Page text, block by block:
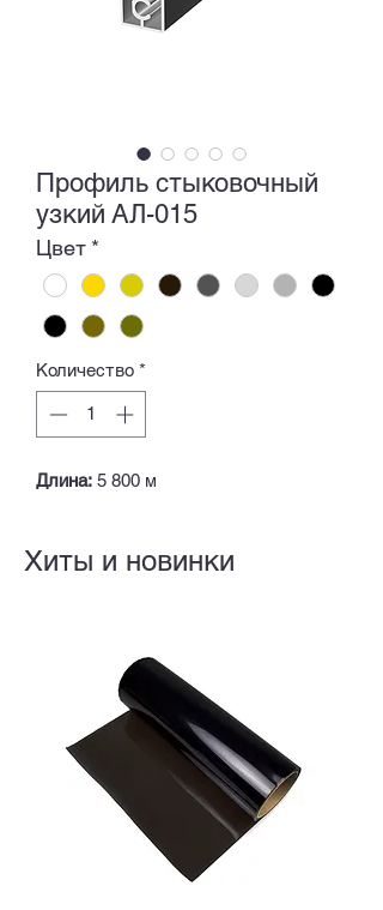
Профиль стыковочный
узкий АЛ-015
Цвет *
Количество *
Длина: 5 800 м
Хиты и новинки